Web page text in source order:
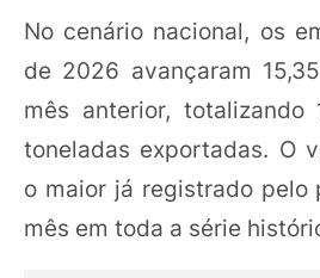
No cenário nacional, os
de 2026 avançaram
mês anterior, totalizando
toneladas exportadas. O
o maior já registrado pelo
mês em toda a série